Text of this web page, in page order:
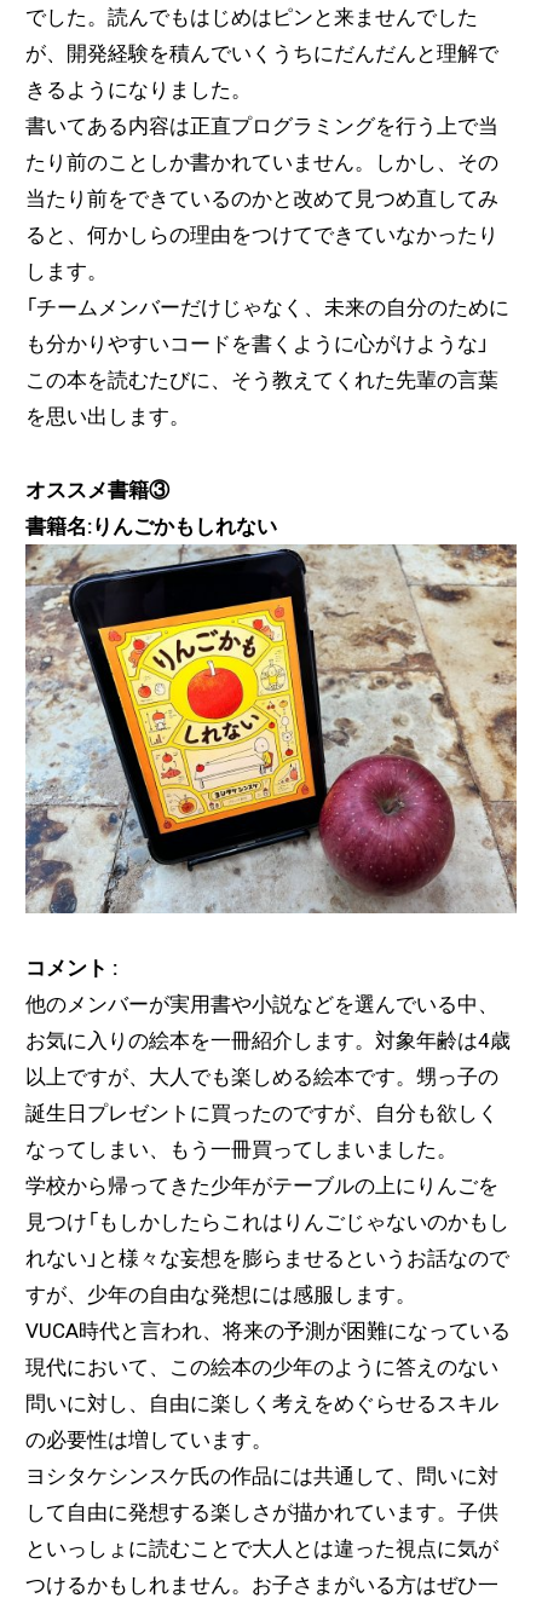
でした。読んでもはじめはピンと来ませんでした
が、開発経験を積んでいくうちにだんだんと理解で
きるようになりました。
書いてある内容は正直プログラミングを行う上で当
たり前のことしか書かれていません。しかし、その
当たり前をできているのかと改めて見つめ直してみ
ると、何かしらの理由をつけてできていなかったり
します。
「チームメンバーだけじゃなく、未来の自分のために
も分かりやすいコードを書くように心がけような」
この本を読むたびに、そう教えてくれた先輩の言葉
を思い出します。
オススメ書籍③
書籍名:りんごかもしれない
コメント :
他のメンバーが実用書や小説などを選んでいる中、
お気に入りの絵本を一冊紹介します。対象年齢は4歳
以上ですが、大人でも楽しめる絵本です。甥っ子の
誕生日プレゼントに買ったのですが、自分も欲しく
なってしまい、もう一冊買ってしまいました。
学校から帰ってきた少年がテーブルの上にりんごを
見つけ「もしかしたらこれはりんごじゃないのかもし
れない」と様々な妄想を膨らませるというお話なので
すが、少年の自由な発想には感服します。
VUCA時代と言われ、将来の予測が困難になっている
現代において、この絵本の少年のように答えのない
問いに対し、自由に楽しく考えをめぐらせるスキル
の必要性は増しています。
ヨシタケシンスケ氏の作品には共通して、問いに対
して自由に発想する楽しさが描かれています。子供
といっしょに読むことで大人とは違った視点に気が
つけるかもしれません。お子さまがいる方はぜひ一